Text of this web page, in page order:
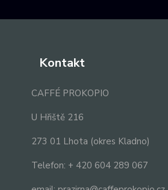
Kontakt
CAFFÉ PROKOPIO
U Hřiště 216
273 01 Lhota (okres Kladno)
Telefon: + 420 604 289 067